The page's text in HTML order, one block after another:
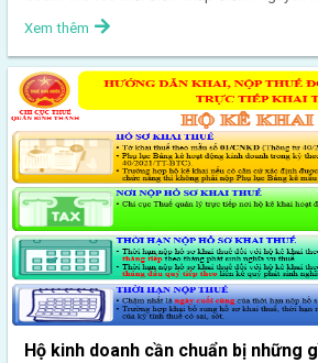
Xem thêm
Hộ kinh doanh cần chuẩn bị những